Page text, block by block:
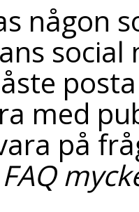
någon
med
på